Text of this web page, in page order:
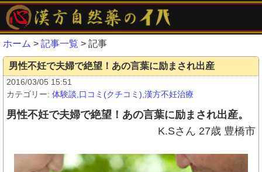
ホーム > 記事一覧 > 記事
男性不妊で夫婦で絶望！あの言葉に励まされ出産
2016/03/05 15:51
カテゴリー: 体験談,口コミ(クチコミ),漢方不妊治療
男性不妊で夫婦で絶望！あの言葉に励まされ出産。
K.Sさん 27歳 豊橋市